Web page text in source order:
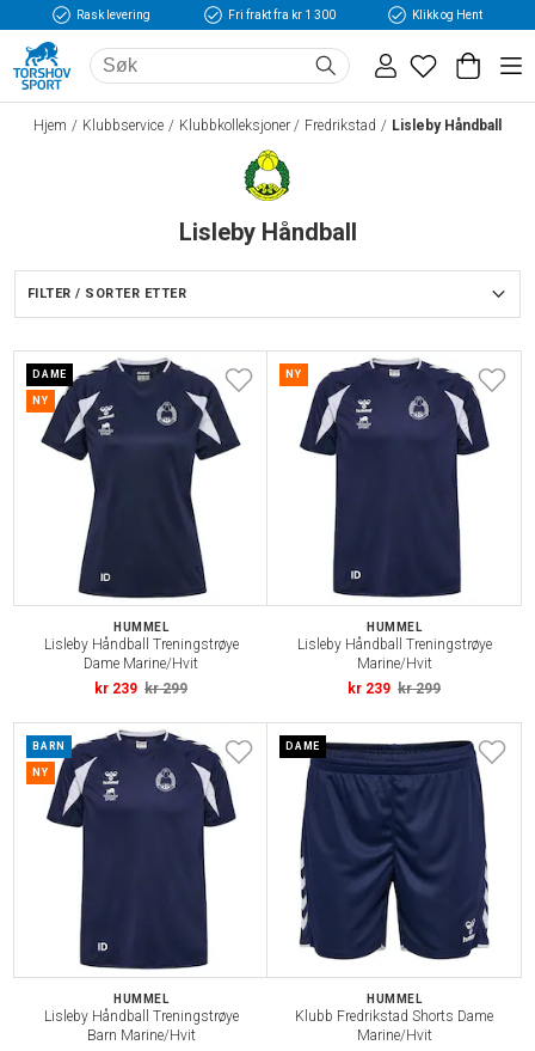
Rask levering Fri frakt fra kr 1 300 Klikk og Hent
Hjem Klubbservice Klubbkolleksjoner Fredrikstad Lisleby Håndball
Lisleby Håndball
FILTER / SORTER ETTER
DAME
NY
HUMMEL
Lisleby Håndball Treningstrøye
Dame Marine/Hvit
kr 239 kr 299
NY
HUMMEL
Lisleby Håndball Treningstrøye
Marine/Hvit
kr 239 kr 299
BARN
NY
HUMMEL
Lisleby Håndball Treningstrøye
Barn Marine/Hvit
DAME
HUMMEL
Klubb Fredrikstad Shorts Dame
Marine/Hvit